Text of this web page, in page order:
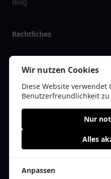
Rechtliches
Impressum
Datenschutz
Kontakt
© 2026 restaurantlist.de | Alle
Cookie Einwilligung anpassen
Wir nutzen Cookies
Diese Website verwendet
Benutzerfreundlichkeit zu
Nur
Alles
Anpassen